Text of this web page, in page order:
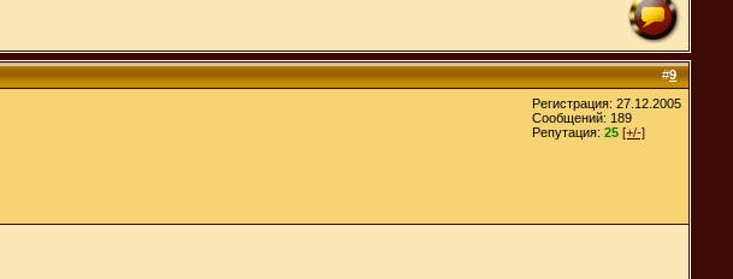
#9
Регистрация: 27.12.2005
Сообщений: 189
Репутация: 25 [+/-]